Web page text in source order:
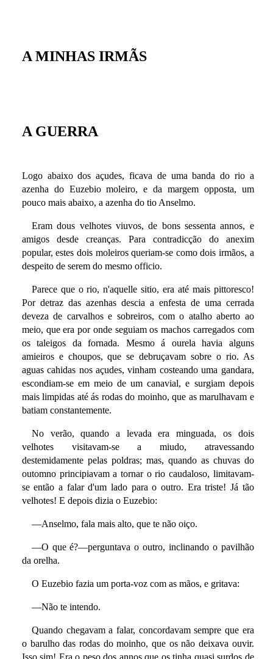
A MINHAS IRMÃS
A GUERRA
Logo abaixo dos açudes, ficava de uma banda do rio a
azenha do Euzebio moleiro, e da margem opposta, um
pouco mais abaixo, a azenha do tio Anselmo.
Eram dous velhotes viuvos, de bons sessenta annos, e
amigos desde creanças. Para contradicção do anexim
popular, estes dois moleiros queriam-se como dois irmãos, a
despeito de serem do mesmo officio.
Parece que o rio, n'aquelle sitio, era até mais pittoresco!
Por detraz das azenhas descia a enfesta de uma cerrada
deveza de carvalhos e sobreiros, com o atalho aberto ao
meio, que era por onde seguiam os machos carregados com
os taleigos da fornada. Mesmo á ourela havia alguns
amieiros e choupos, que se debruçavam sobre o rio. As
aguas cahidas nos açudes, vinham costeando uma gandara,
escondiam-se em meio de um canavial, e surgiam depois
mais limpidas até ás rodas do moinho, que as marulhavam e
batiam constantemente.
No verão, quando a levada era minguada, os dois
velhotes visitavam-se a miudo, atravessando
destemidamente pelas poldras; mas, quando as chuvas do
outomno principiavam a tornar o rio caudaloso, limitavam-
se então a falar d'um lado para o outro. Era triste! Já tão
velhotes! E depois dizia o Euzebio:
—Anselmo, fala mais alto, que te não oiço.
—O que é?—perguntava o outro, inclinando o pavilhão
da orelha.
O Euzebio fazia um porta-voz com as mãos, e gritava:
—Não te intendo.
Quando chegavam a falar, concordavam sempre que era
o barulho das rodas do moinho, que os não deixava ouvir.